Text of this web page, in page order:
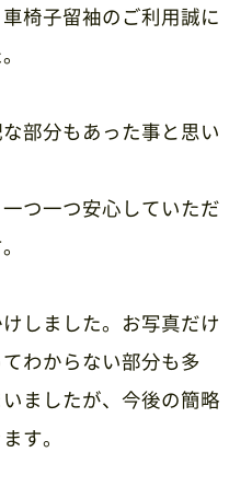
椅子留袖のご利用誠に
部分もあった事と思い
つ一つ安心していただ
しました。お写真だけ
わからない部分も多
ましたが、今後の簡略
す。